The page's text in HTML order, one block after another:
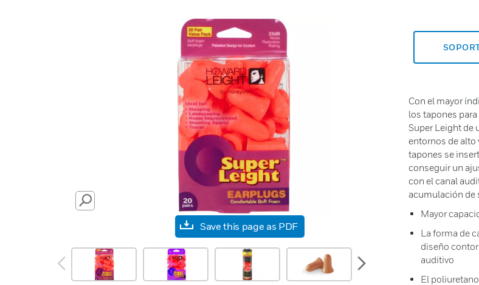
SEARCH
Save this page as PDF
Con el mayor
los tapones
Super Leight de
entornos de alto
tapones se
conseguir un
con el canal
acumulación de
Mayor
La forma de
diseño
auditivo
El